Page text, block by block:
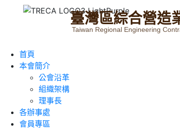
臺灣區綜合營造
Taiwan Regional Engineering
首頁
本會簡介
公會沿革
組織架構
理事長
各辦事處
會員專區